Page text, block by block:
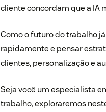
cliente concordam que a IA
Como o futuro do trabalho
rapidamente e pensar
clientes, personalização e
Seja você um especialista
trabalho, exploraremos